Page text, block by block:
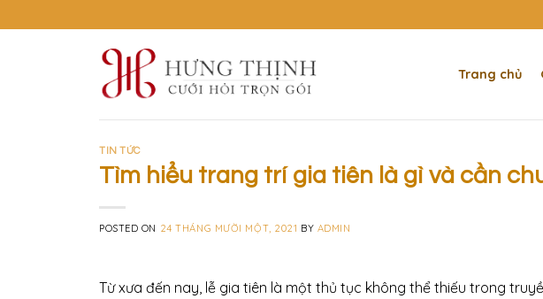
to
Trang chủ
TIN TỨC
Tìm hiểu trang trí gia tiên là gì và cần
POSTED ON 24 THÁNG MƯỜI MỘT, 2021 BY ADMIN
Từ xưa đến nay, lễ gia tiên là một thủ tục không thể thiếu trong